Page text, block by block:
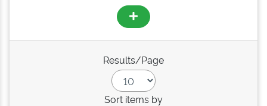
Results/Page
Sort items by